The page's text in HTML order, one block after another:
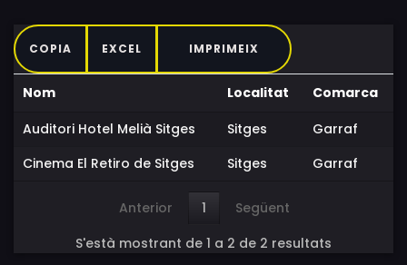
COPIA EXCEL IMPRIMEIX
Nom Localitat
Comarca
Auditori Hotel Melià Sitges
Sitges
Garraf
Cinema El Retiro de Sitges
Sitges Garraf
Anterior 1
Següent
S'està mostrant de 1 a 2 de 2 resultats